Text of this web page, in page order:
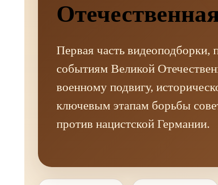
Первая часть видеоподборки,
событиям Великой
военному подвигу,
ключевым этапам борьбы
против нацистской Германии.